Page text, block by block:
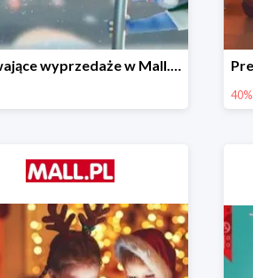
Porywające wyprzedaże w Mall.pl do -50%
40%